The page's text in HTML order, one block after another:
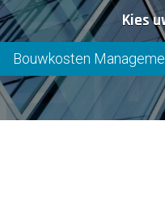
Kies
Bouwkosten